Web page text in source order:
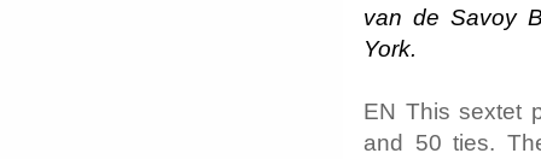
van de Savoy
York.
EN This sextet
and 50 ties.